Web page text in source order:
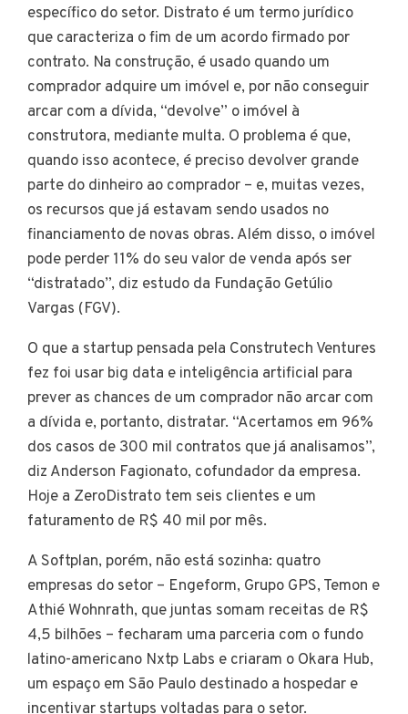
específico do setor. Distrato é um termo jurídico
que caracteriza o fim de um acordo firmado por
contrato. Na construção, é usado quando um
comprador adquire um imóvel e, por não conseguir
arcar com a dívida, “devolve” o imóvel à
construtora, mediante multa. O problema é que,
quando isso acontece, é preciso devolver grande
parte do dinheiro ao comprador – e, muitas vezes,
os recursos que já estavam sendo usados no
financiamento de novas obras. Além disso, o imóvel
pode perder 11% do seu valor de venda após ser
“distratado”, diz estudo da Fundação Getúlio
Vargas (FGV).
O que a startup pensada pela Construtech Ventures
fez foi usar big data e inteligência artificial para
prever as chances de um comprador não arcar com
a dívida e, portanto, distratar. “Acertamos em 96%
dos casos de 300 mil contratos que já analisamos”,
diz Anderson Fagionato, cofundador da empresa.
Hoje a ZeroDistrato tem seis clientes e um
faturamento de R$ 40 mil por mês.
A Softplan, porém, não está sozinha: quatro
empresas do setor – Engeform, Grupo GPS, Temon e
Athié Wohnrath, que juntas somam receitas de R$
4,5 bilhões – fecharam uma parceria com o fundo
latino-americano Nxtp Labs e criaram o Okara Hub,
um espaço em São Paulo destinado a hospedar e
incentivar startups voltadas para o setor.